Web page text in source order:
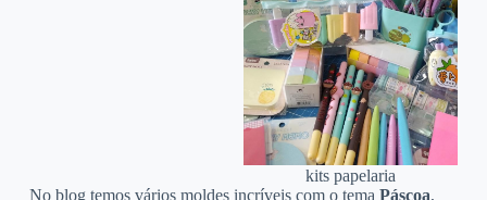
kits papelaria
No blog temos vários moldes incríveis com o tema Páscoa,